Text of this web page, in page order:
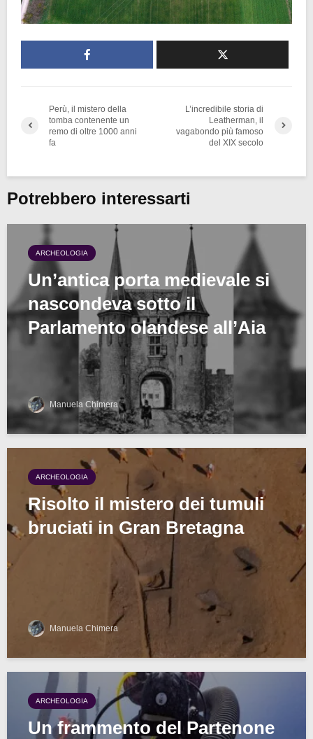
Perù, il mistero della
tomba contenente un
remo di oltre 1000 anni
fa
L’incredibile storia di
Leatherman, il
vagabondo più famoso
del XIX secolo
Potrebbero interessarti
ARCHEOLOGIA
Un’antica porta medievale si
nascondeva sotto il
Parlamento olandese all’Aia
Manuela Chimera
ARCHEOLOGIA
Risolto il mistero dei tumuli
bruciati in Gran Bretagna
Manuela Chimera
ARCHEOLOGIA
Un frammento del Partenone